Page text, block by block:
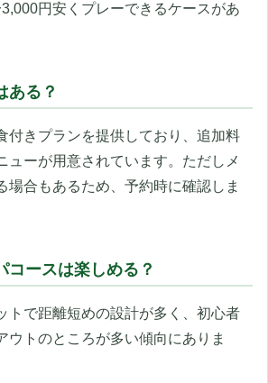
円安くプレーできるケースがあ
ある？
付きプランを提供しており、追加料
ューが用意されています。ただしメ
場合もあるため、予約時に確認しま
コースは楽しめる？
トで距離短めの設計が多く、初心者
ウトのところが多い傾向にありま